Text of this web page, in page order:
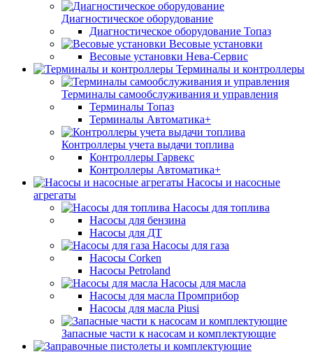
Диагностическое оборудование
Диагностическое оборудование Топаз
Весовые установки
Весовые установки Нева-Сервис
Терминалы и контроллеры
Терминалы самообслуживания и управления
Терминалы Топаз
Терминалы Автоматика+
Контроллеры учета выдачи топлива
Контроллеры Гарвекс
Контроллеры Автоматика+
Насосы и насосные
агрегаты
Насосы для топлива
Насосы для бензина
Насосы для ДТ
Насосы для газа
Насосы Corken
Насосы Petroland
Насосы для масла
Насосы для масла Промприбор
Насосы для масла Piusi
Запасные части к насосам и комплектующие